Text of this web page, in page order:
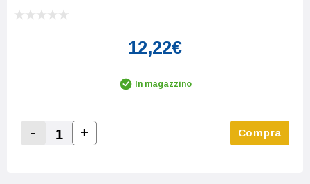
12,22€
In magazzino
Decrease Quantity:
-
Increase Quantity:
+ Compra